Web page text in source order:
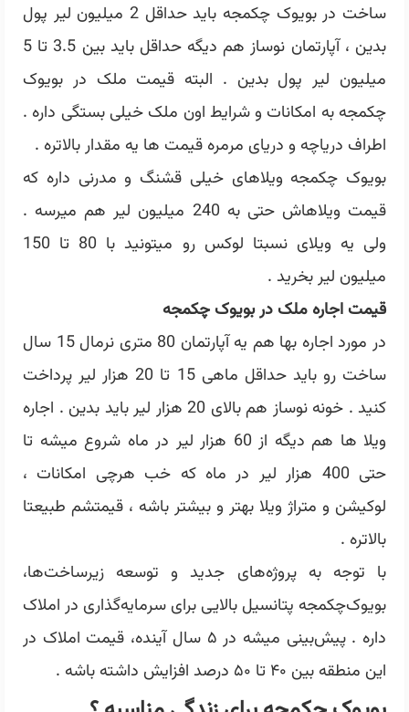
ساخت در بویوک چکمجه باید حداقل 2 میلیون لیر پول
بدین ، آپارتمان نوساز هم دیگه حداقل باید بین 3.5 تا 5
میلیون لیر پول بدین . البته قیمت ملک در بویوک
چکمجه به امکانات و شرایط اون ملک خیلی بستگی داره .
اطراف دریاچه و دریای مرمره قیمت ها یه مقدار بالاتره .
بویوک چکمجه ویلاهای خیلی قشنگ و مدرنی داره که
قیمت ویلاهاش حتی به 240 میلیون لیر هم میرسه .
ولی یه ویلای نسبتا لوکس رو میتونید با 80 تا 150
میلیون لیر بخرید .
قیمت اجاره ملک در بویوک چکمجه
در مورد اجاره بها هم یه آپارتمان 80 متری نرمال 15 سال
ساخت رو باید حداقل ماهی 15 تا 20 هزار لیر پرداخت
کنید . خونه نوساز هم بالای 20 هزار لیر باید بدین . اجاره
ویلا ها هم دیگه از 60 هزار لیر در ماه شروع میشه تا
حتی 400 هزار لیر در ماه که خب هرچی امکانات ،
لوکیشن و متراژ ویلا بهتر و بیشتر باشه ، قیمتشم طبیعتا
بالاتره .
با توجه به پروژه‌های جدید و توسعه زیرساخت‌ها،
بویوک‌چکمجه پتانسیل بالایی برای سرمایه‌گذاری در املاک
داره .
پیش‌بینی میشه در ۵ سال آینده، قیمت املاک در
این منطقه بین ۴۰ تا ۵۰ درصد افزایش داشته باشه .